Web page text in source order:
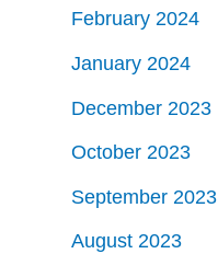
February 2024
January 2024
December 2023
October 2023
September 2023
August 2023